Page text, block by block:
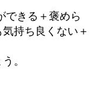
できる＋褒めら
持ち良くない＋
。